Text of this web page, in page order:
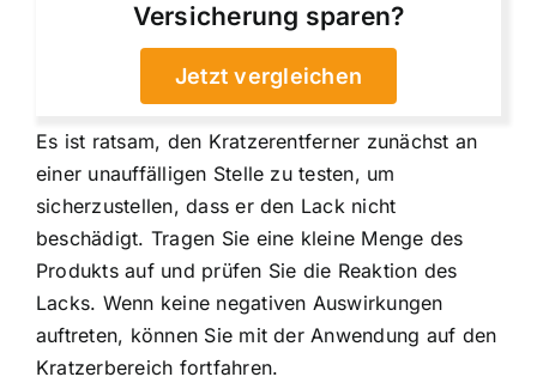
Versicherung sparen?
Jetzt vergleichen
Es ist ratsam, den Kratzerentferner zunächst an
einer unauffälligen Stelle zu testen, um
sicherzustellen, dass er den Lack nicht
beschädigt. Tragen Sie eine kleine Menge des
Produkts auf und prüfen Sie die Reaktion des
Lacks. Wenn keine negativen Auswirkungen
auftreten, können Sie mit der Anwendung auf den
Kratzerbereich fortfahren.